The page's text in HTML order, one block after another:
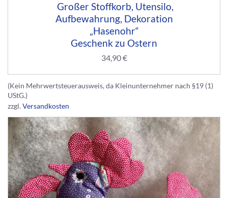
Großer Stoffkorb, Utensilo,
Aufbewahrung, Dekoration
„Hasenohr“
Geschenk zu Ostern
34,90€
(Kein Mehrwertsteuerausweis, da Kleinunternehmer nach §19 (1)
UStG.)
zzgl.Versandkosten